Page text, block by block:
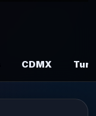
CDMX